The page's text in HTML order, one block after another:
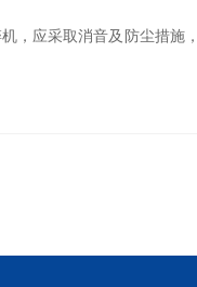
应采取消音及防尘措施